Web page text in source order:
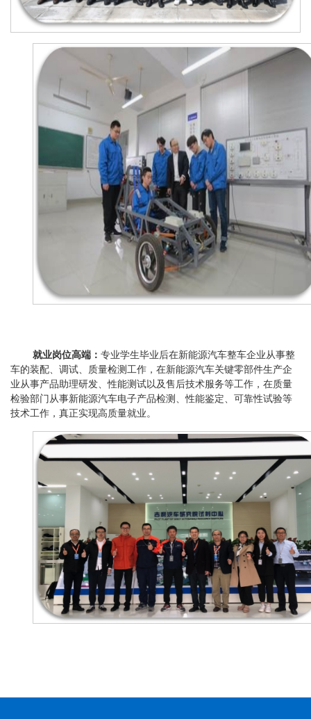
就业岗位高端： 专业学生毕业后在新能源汽车整车企业从事整
车的装配、调试、质量检测工作，在新能源汽车关键零部件生产企
业从事产品助理研发、性能测试以及售后技术服务等工作，在质量
检验部门从事新能源汽车电子产品检测、性能鉴定、可靠性试验等
技术工作 ，真正实现高质量就业。